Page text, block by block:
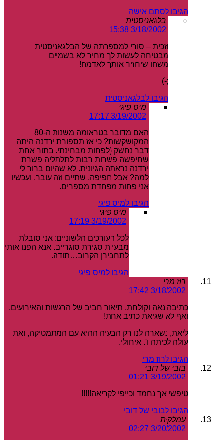
הגיבו לסתם אישה
בלגאניסטית
3/18/2002 15:38
וזכית – סורי למספרתה של הבלגאניסטית
מבטיחה לעשות לך מחיר לא בשמיים
משהו שיחזיר אותך לאדמה!
;-ׂ)
הגיבו לבלגאניסטית
מיס פיגי
3/19/2002 17:17
האם מדובר בטראומה משנות ה-80
המקושקשות? כי אז תספורת ירדנה היתה
דבר נחשק (לפחות מבחינתי. בתור אחת
שחיפשה פשרות רבות לתלתליה פשרת
ירדנה נראתה הגיונית. לא שהיום ברור לי
למה? אבל חפיפה, שתיים וזה עובר. ועכשיו
אני פחות מפחדת מספרים.
הגיבו למיס פיגי
מיס פיגי
3/19/2002 17:19
לכל העורכים הלשוניים: אני סובלת
מבעיית סגירת סוגריים. אנא הפנו אותי
לתחבירן הקרוב…תודה.
הגיבו למיס פיגי
רוז מרי
3/18/2002 17:42
כתיבה נאה וקולחת, תיאור חביב של הרגשות והאירועים,
ואף לא שגיאת כתיב אחת!
ליאת, נשארה לנו רק הבעיה ההיא עם המתמטיקה, ואת
עולה לכיתה ו'. איחולי.
הגיבו לרוז מרי
בובי של דובי
3/19/2002 01:21
טיפשי אך נחמד וכייפי לקריאה!!!!!
הגיבו לבובי של דובי
עמלקית
3/20/2002 02:27